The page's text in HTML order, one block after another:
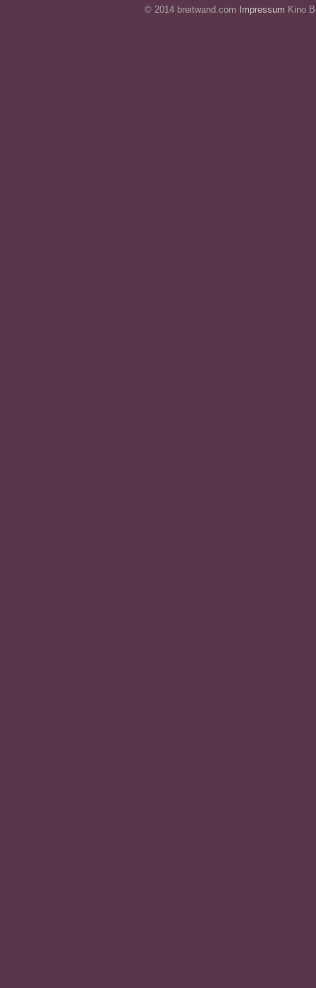
© 2014 breitwand.com Impressum Kino